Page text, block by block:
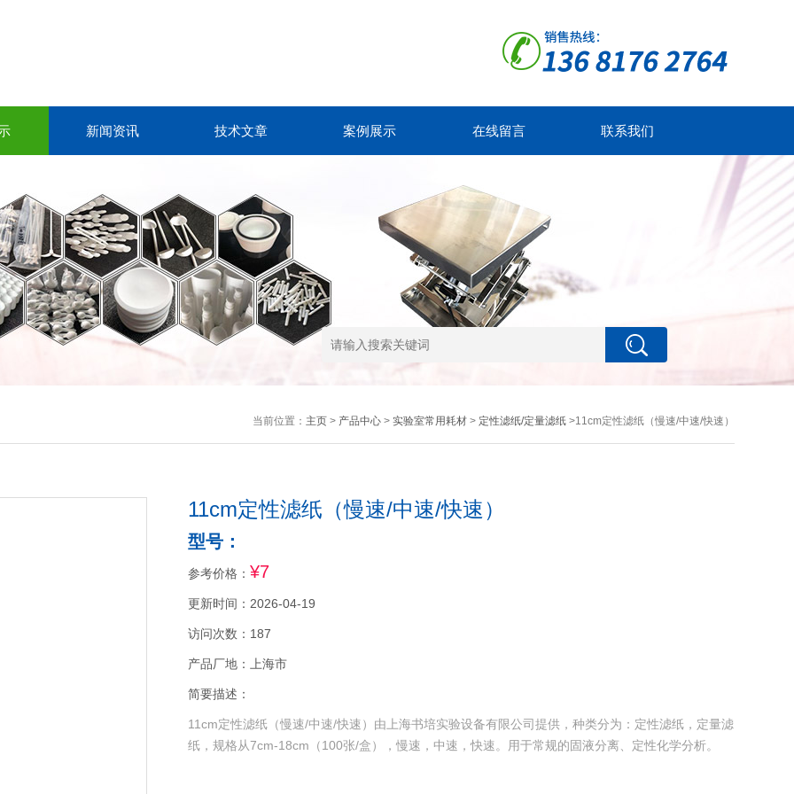
新闻资讯 技术文章 案例展示 在线留言 联系我们
当前位置： 主页> 产品中心> 实验室常用耗材> 定性滤纸/定量滤纸>11cm定性滤纸（慢速/中速/快速）
11cm定性滤纸（慢速/中速/快速）
型号：
参考价格： ¥7
更新时间：2026-04-19
访问次数：187
产品厂地：上海市
简要描述：
11cm定性滤纸（慢速/中速/快速）由上海书培实验设备有限公司提供，种类分为：定性滤纸，定量滤
纸，规格从7cm-18cm（100张/盒），慢速，中速，快速。用于‌常规的固液分离、定性化学分析‌。